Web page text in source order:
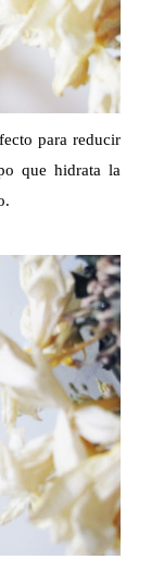
para reducir
que hidrata la